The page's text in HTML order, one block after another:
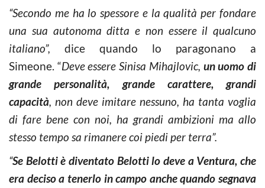
“Secondo me ha lo spessore e la qualità per fondare
una sua autonoma ditta e non essere il qualcuno
italiano”, dice quando lo paragonano a
Simeone. “Deve essere Sinisa Mihajlovic, un uomo di
grande personalità, grande carattere, grandi
capacità, non deve imitare nessuno, ha tanta voglia
di fare bene con noi, ha grandi ambizioni ma allo
stesso tempo sa rimanere coi piedi per terra”.
“Se Belotti è diventato Belotti lo deve a Ventura, che
era deciso a tenerlo in campo anche quando segnava